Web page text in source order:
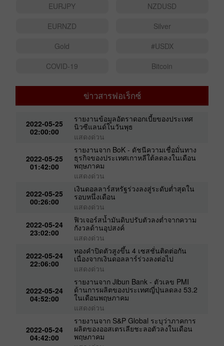
EURJPY
NZDUSD
EURNZD
Silver
Gold
#USDX
COVID-19
Bitcoin
ข่าวสารฟอเร็กซ์
2022-05-25
02:00:00
รายงานข้อมูลอัตราดอกเบี้ยของประเทศ
นิวซีแลนด์ในวันพุธ
แสดงด่วน
2022-05-25
01:42:00
รายงานจาก BoK - ดัชนีความเชื่อมั่นทาง
ธุรกิจของประเทศเกาหลีใต้ลดลงในเดือน
พฤษภาคม
แสดงด่วน
2022-05-25
00:26:00
เงินดอลลาร์สหรัฐร่วงลงสู่ระดับต่ำสุดใน
รอบหนึ่งเดือน
แสดงด่วน
2022-05-24
23:02:00
ฟิวเจอร์สน้ำมันดิบปรับตัวลงต่ำจากความ
กังวลด้านอุปสงค์
แสดงด่วน
2022-05-24
22:06:00
ทองคำปิดตัวสูงขึ้น 4 เซสชั่นติดต่อกัน
เนื่องจากเงินดอลลาร์ร่วงลงต่อไป
แสดงด่วน
2022-05-24
04:52:00
รายงานจาก Jibun Bank - ตัวเลข PMI
ด้านการผลิตของประเทศญี่ปุ่นลดลง 53.2
ในเดือนพฤษภาคม
แสดงด่วน
2022-05-24
04:42:00
รายงานจาก S&P Global ระบุว่าภาคการ
ผลิตของออสเตรเลียชะลอตัวลงในเดือน
พฤษภาคม